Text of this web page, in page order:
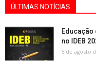
ÚLTIMAS NOTÍCIAS
Educação
no IDEB
6 de agosto